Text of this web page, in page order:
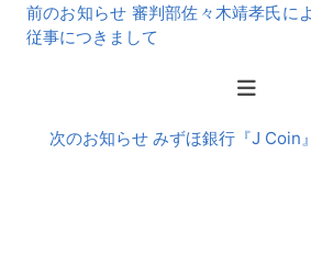
後
の
前のお知らせ 審判部佐々木靖孝氏に
従事につきまして
次のお知らせ みずほ銀行『J Coin